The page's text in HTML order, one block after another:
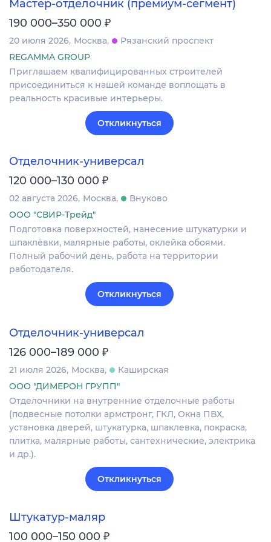
Мастер-отделочник (премиум-сегмент)
190 000–350 000 ₽
20 июля 2026 Москва
Рязанский проспект
REGAMMA GROUP
Приглашаем квалифицированных строителей
присоединиться к нашей команде воплощать в
реальность красивые интерьеры.
Откликнуться
Отделочник-универсал
120 000–130 000 ₽
02 августа 2026 Москва
Внуково
ООО "СВИР-Трейд"
Подготовка поверхностей, нанесение штукатурки и
шпаклёвки, малярные работы, оклейка обоями.
Полный рабочий день, работа на территории
работодателя.
Откликнуться
Отделочник-универсал
126 000–189 000 ₽
21 июля 2026 Москва
Каширская
ООО "ДИМЕРОН ГРУПП"
Отделочники на внутренние отделочные работы
(подвесные потолки армстронг, ГКЛ, Окна ПВХ,
установка дверей, штукатурка, шпаклевка, покраска,
плитка, малярные работы, сантехнические, электрика
и др.).
Откликнуться
Штукатур-маляр
100 000–150 000 ₽